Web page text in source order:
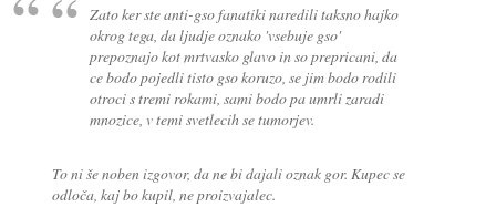
Zato ker ste anti-gso fanatiki naredili taksno hajko
okrog tega, da ljudje oznako 'vsebuje gso'
prepoznajo kot mrtvasko glavo in so prepricani, da
ce bodo pojedli tisto gso koruzo, se jim bodo rodili
otroci s tremi rokami, sami bodo pa umrli zaradi
mnozice, v temi svetlecih se tumorjev.
To ni še noben izgovor, da ne bi dajali oznak gor. Kupec se
odloča, kaj bo kupil, ne proizvajalec.